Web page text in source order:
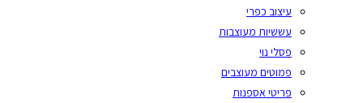
עיצוב כפרי
עששיות מעוצבות
פסלי נוי
פמוטים מעוצבים
פריטי אספנות